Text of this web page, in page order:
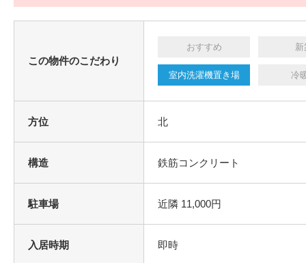
この物件のこだわり
おすすめ 新
室内洗濯機置き場 冷
方位 北
構造 鉄筋コンクリート
駐車場 近隣 11,000円
入居時期 即時